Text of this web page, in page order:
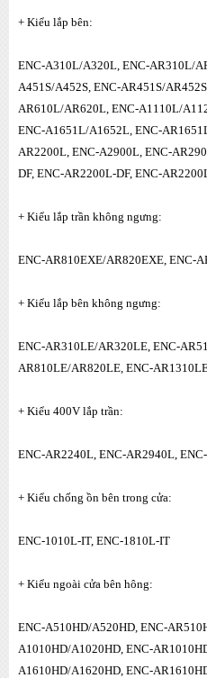
+ Kiểu lắp bên:
ENC-A310L/A320L, ENC-AR310L/
A451S/A452S, ENC-AR451S/
AR610L/AR620L, ENC-A1110L/
ENC-A1651L/A1652L, ENC-
AR2200L, ENC-A2900L, ENC-
DF, ENC-AR2200L-DF, ENC-
+ Kiểu lắp trần không ngưng:
ENC-AR810EXE/AR820EXE, ENC-
+ Kiểu lắp bên không ngưng:
ENC-AR310LE/AR320LE, ENC-
AR810LE/AR820LE, ENC-
+ Kiểu 400V lắp trần:
ENC-AR2240L, ENC-AR2940L,
+ Kiểu chống ồn bên trong cửa:
ENC-1010L-IT, ENC-1810L-IT
+ Kiểu ngoài cửa bên hông:
ENC-A510HD/A520HD, ENC-
A1010HD/A1020HD, ENC-
A1610HD/A1620HD, ENC-